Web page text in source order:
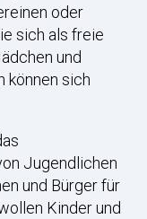
oder
sich als freie
und
können sich
Jugendlichen
und Bürger für
Kinder und